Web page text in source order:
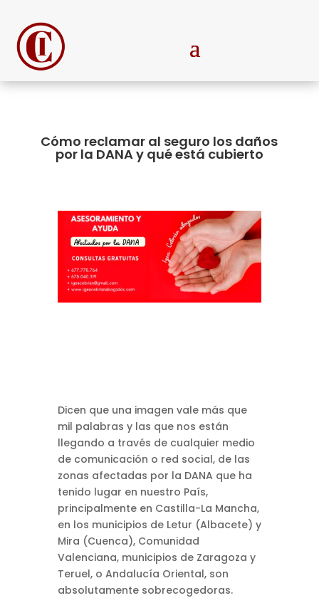
Cómo reclamar al seguro los daños
por la DANA y qué está cubierto
Dicen que una imagen vale más que
mil palabras y las que nos están
llegando a través de cualquier medio
de comunicación o red social, de las
zonas afectadas por la DANA que ha
tenido lugar en nuestro País,
principalmente en Castilla-La Mancha,
en los municipios de Letur (Albacete) y
Mira (Cuenca), Comunidad
Valenciana, municipios de Zaragoza y
Teruel, o Andalucía Oriental, son
absolutamente sobrecogedoras.